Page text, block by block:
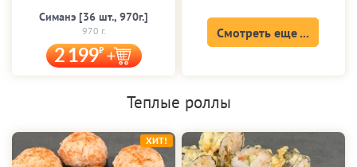
Симанэ [36 шт., 970г.]
970 г.
2 199
Смотреть еще ...
Теплые роллы
ХИТ!